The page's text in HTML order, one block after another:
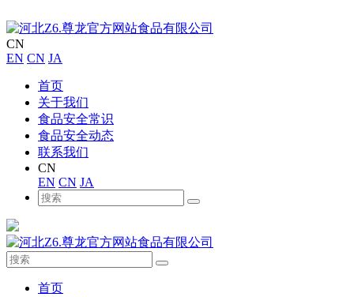
CN
EN CN JA
首页
关于我们
食品安全常识
食品安全动态
联系我们
CN
EN CN JA
首页